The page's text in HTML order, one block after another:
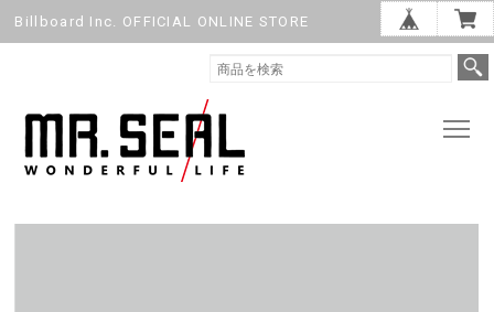
Billboard Inc. OFFICIAL ONLINE STORE